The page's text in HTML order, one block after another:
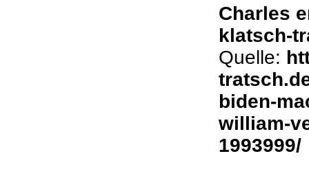
Charles
klatsch-
Quelle:
biden-
william-
1993999/